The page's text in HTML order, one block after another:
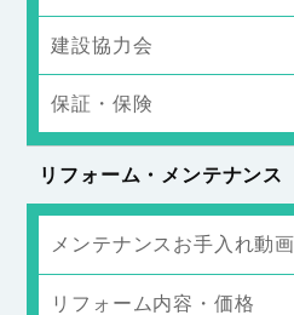
建設協力会
保証・保険
リフォーム・メンテナンス
メンテナンスお手入れ動画
リフォーム内容・価格